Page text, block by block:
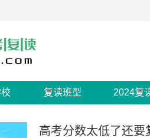
复读班型 2024复
高考分数太低了还要